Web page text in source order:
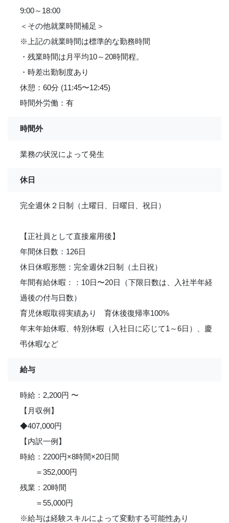
9:00～18:00
＜その他就業時間補足＞
※上記の就業時間は標準的な勤務時間
・残業時間は月平均10～20時間程。
・時差出勤制度あり
休憩：60分 (11:45〜12:45)
時間外労働：有
時間外
業務の状況によって発生
休日
完全週休２日制（土曜日、日曜日、祝日）
【正社員として直接雇用後】
年間休日数：126日
休日休暇形態：完全週休2日制（土日祝）
年間有給休暇：：10日〜20日（下限日数は、入社半年経
過後の付与日数）
育児休暇取得実績あり 育休後復帰率100%
年末年始休暇、特別休暇（入社日に応じて1～6日）、慶
弔休暇など
給与
時給：2,200円 〜
【月収例】
◆407,000円
【内訳一例】
時給：2200円×8時間×20日間
＝352,000円
残業：20時間
＝55,000円
※給与は経験スキルによって変動する可能性あり